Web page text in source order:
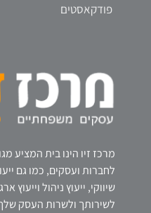
מרכז זיו הינו בית המציע
לחברות ועסקים, כמו גם
שיווקי, ייעוץ ניהול וייעוץ
לשירותך ולשרות העסק
פודקאסטים